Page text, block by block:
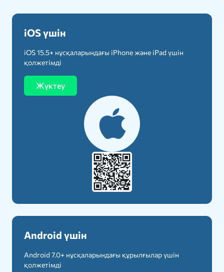
iOS үшін
iOS 15.5+ нұсқаларындағы iPhone және iPad үшін
қолжетімді
Жүктеу
Android үшін
Android 7.0+ нұсқаларындағы құрылғылар үшін
қолжетімді